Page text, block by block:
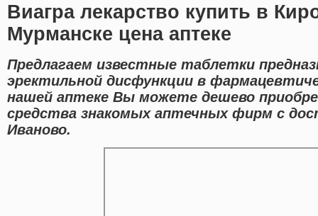
Виагра лекарство купить в
Мурманске цена аптеке
Предлагаем известные таблетки
эректильной дисфункции в
нашей аптеке Вы можете дешево
средства знакомых аптечных фирм с
Иваново.